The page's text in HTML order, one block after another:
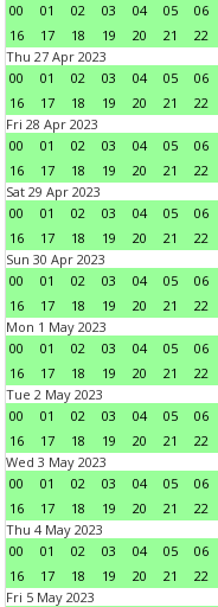
00
01 02 03 04 05 06
16
17 18 19 20 21 22
Thu 27 Apr 2023
00
01 02 03 04 05 06
16
17 18 19 20 21 22
Fri 28 Apr 2023
00
01 02 03 04 05 06
16
17 18 19 20 21 22
Sat 29 Apr 2023
00
01 02 03 04 05 06
16
17 18 19 20 21 22
Sun 30 Apr 2023
00
01 02 03 04 05 06
16
17 18 19 20 21 22
Mon 1 May 2023
00
01 02 03 04 05 06
16
17 18 19 20 21 22
Tue 2 May 2023
00
01 02 03 04 05 06
16
17 18 19 20 21 22
Wed 3 May 2023
00
01 02 03 04 05 06
16
17 18 19 20 21 22
Thu 4 May 2023
00
01 02 03 04 05 06
16
17 18 19 20 21 22
Fri 5 May 2023